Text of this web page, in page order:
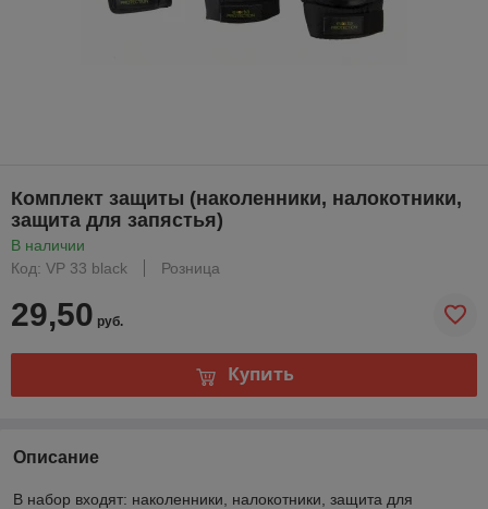
Комплект защиты (наколенники, налокотники,
защита для запястья)
В наличии
Код: VP 33 black
Розница
29,50 руб.
Купить
Описание
В набор входят: наколенники, налокотники, защита для